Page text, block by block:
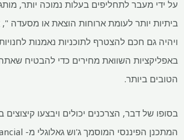
על ידי מעבר לתחליפים בעלות נמוכה יותר,
ביתיות יותר לעומת ארוחות הוצאת או מסעדה
ויהיה גם חכם להצטרף לתוכניות נאמנות
באפליקציות השוואת מחירים כדי להבטיח
הטובים ביותר.
בסופו של דבר, הצרכנים יכולים ויבצעו